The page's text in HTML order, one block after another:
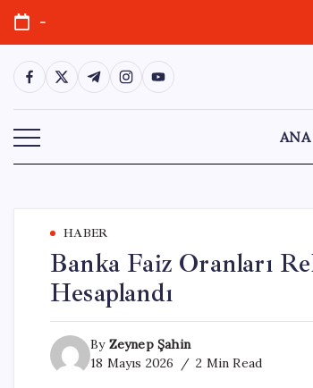
Skip
content
-
https://www.facebook.com/
https://twitter.com/
https://t.me/
https://www.instagram.com/
https://youtube.com/
ANA
HABER
Banka Faiz Oranları
Hesaplandı
By Zeynep Şahin
18 Mayıs 2026
2 Min Read